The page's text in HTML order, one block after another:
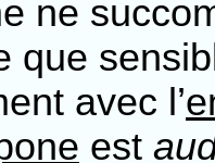
ne
que
avec l’
est